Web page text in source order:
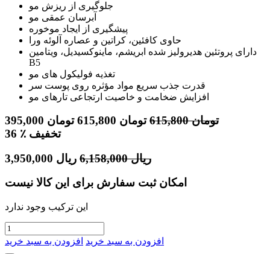
جلوگیری از ریزش مو
آبرسان عمقی مو
پیشگیری از ایجاد موخوره
حاوی کافئین، کراتین و عصاره آلوئه ورا
دارای پروتئین هدیرولیز شده ابریشم، ماینوکسیدیل، ویتامین
B5
تغذیه فولیکول های مو
قدرت جذب سریع مواد مؤثره روی پوست سر
افزایش ضخامت و خاصیت ارتجاعی تارهای مو
395,000 تومان 615,800تومان 615,800 تومان
36
٪ تخفیف
3,950,000 ریال 6,158,000 ریال
امکان ثبت سفارش برای این کالا نیست
این ترکیب وجود ندارد
افزودن به سبد خرید افزودن به سبد خرید